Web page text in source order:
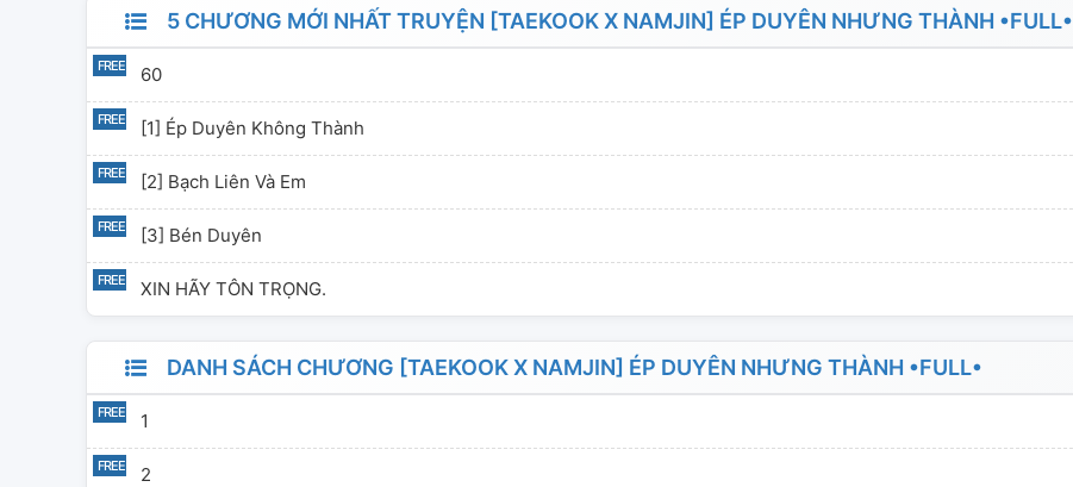
này mình sẽ bổ sung ạ^^ mọi người thông cảm cho mình nha:3 Mình
không muốn mọi người phải đợi lâu nên mỗi ngày mình sẽ up 1 hoặc 2
mạnh dạn chỉ bảo. Xin cảm ơn các bạn rất nhiều]
5 CHƯƠNG MỚI NHẤT TRUYỆN [TAEKOOK X NAMJIN] ÉP DUYÊN NHƯNG THÀNH •FULL•
60
[1] Ép Duyên Không Thành
[2] Bạch Liên Và Em
[3] Bén Duyên
XIN HÃY TÔN TRỌNG.
DANH SÁCH CHƯƠNG [TAEKOOK X NAMJIN] ÉP DUYÊN NHƯNG THÀNH •FULL•
1
2